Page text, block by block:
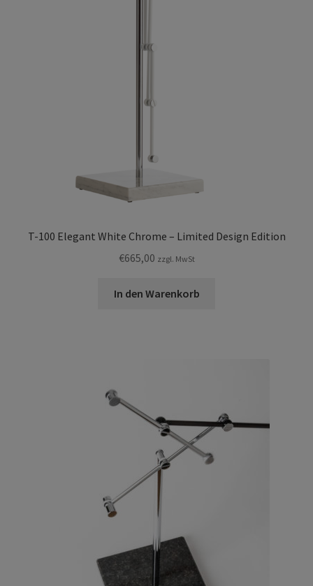
T-100 Elegant White Chrome – Limited Design Edition
€665,00 zzgl. MwSt
In den Warenkorb